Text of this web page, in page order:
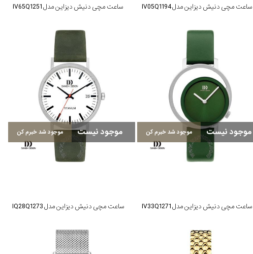
ساعت مچی دنیش دیزاین مدل IV05Q1194 ساعت مچی دنیش دیزاین مدل IV65Q1251
موجود نیست موجود شد خبرم کن
ساعت مچی دنیش دیزاین مدل IV33Q1271
موجود نیست موجود شد خبرم کن
ساعت مچی دنیش دیزاین مدل IQ28Q1273